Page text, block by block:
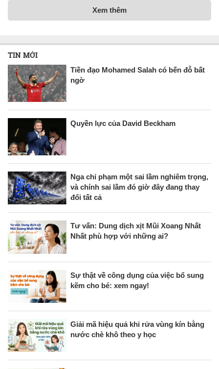
Xem thêm
TIN MỚI
Tiền đạo Mohamed Salah có bến đỗ bất
ngờ
Quyền lực của David Beckham
Nga chỉ phạm một sai lầm nghiêm trọng,
và chính sai lầm đó giờ đây đang thay
đổi tất cả
Tư vấn: Dung dịch xịt Mũi Xoang Nhất
Nhất phù hợp với những ai?
Sự thật về công dụng của việc bổ sung
kẽm cho bé: xem ngay!
Giải mã hiệu quả khi rửa vùng kín bằng
nước chè khô theo y học